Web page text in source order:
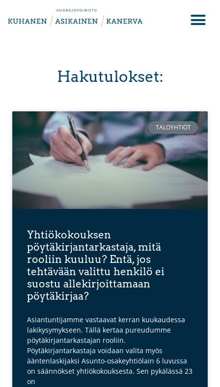
Hakutulokset:
TALOYHTIÖT
Yhtiökokouksen
pöytäkirjantarkastaja, mitä
rooliin kuuluu? Entä, jos
tehtävään valittu henkilö ei
suostu allekirjoittamaan
pöytäkirjaa?
Asiantuntijamme vastaavat kerran kuukaudessa
lakikysymykseen. Tällä kertaa pureudumme
pöytäkirjantarkastajan rooliin.
Pöytäkirjantarkastaja voidaan valita myös
ääntenlaskijaksi Asunto-osakeyhtiölain 6 luvussa
on säännökset yhtiökokouksesta. Sen pykälässä 23
on